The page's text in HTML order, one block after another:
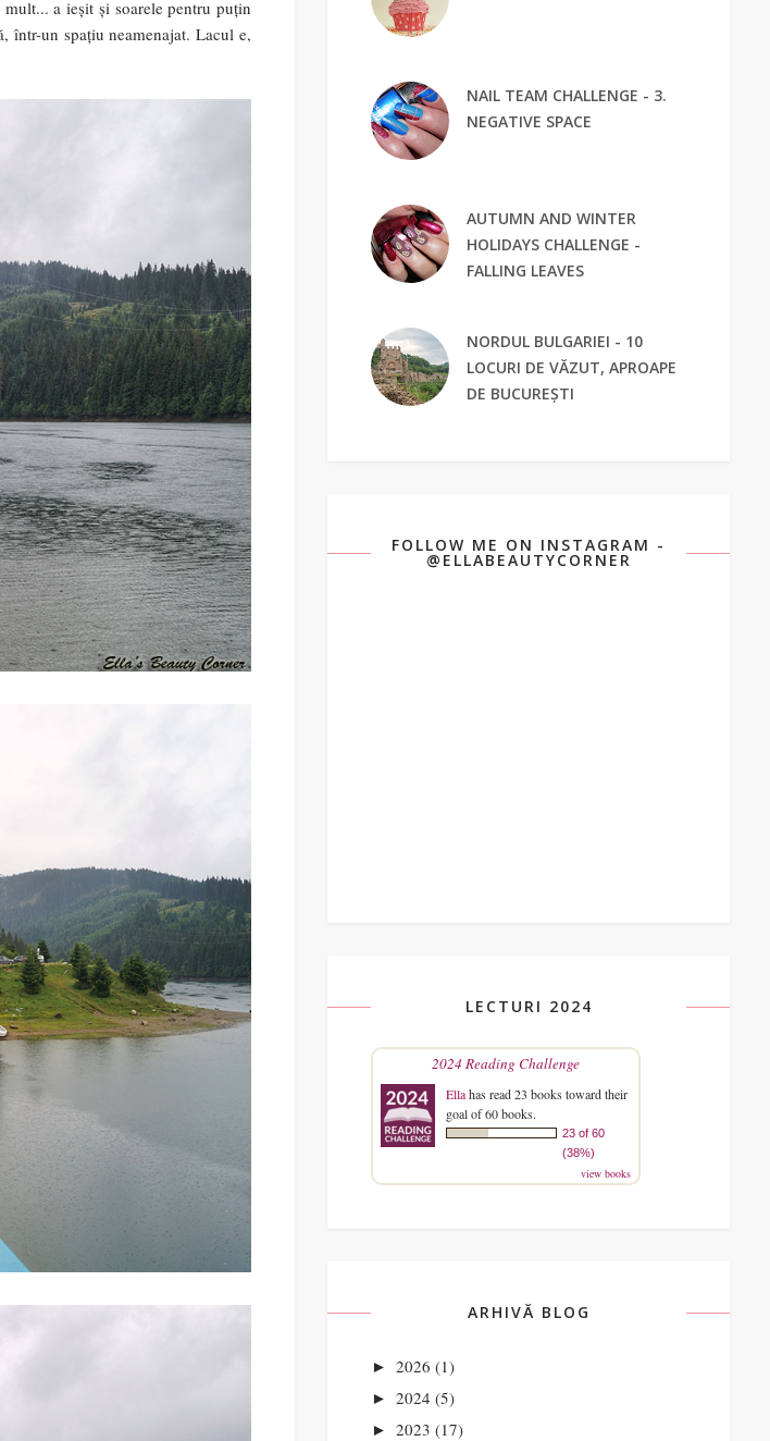
a ieșit și soarele pentru puțin
într-un spațiu neamenajat. Lacul e,
NAIL TEAM CHALLENGE - 3.
NEGATIVE SPACE
AUTUMN AND WINTER
HOLIDAYS CHALLENGE -
FALLING LEAVES
NORDUL BULGARIEI - 10
LOCURI DE VĂZUT, APROAPE
DE BUCUREȘTI
FOLLOW ME ON INSTAGRAM -
@ELLABEAUTYCORNER
LECTURI 2024
2024 Reading Challenge
Ellahas read 23 books toward their
goal of 60 books.
23 of 60
(38%)
view books
ARHIVĂ BLOG
► 2026 (1)
► 2024 (5)
► 2023 (17)